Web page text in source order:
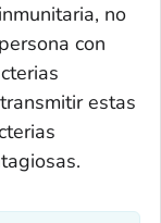
no
con
estas